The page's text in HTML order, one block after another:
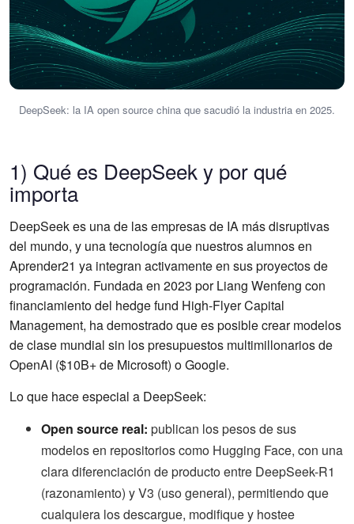
DeepSeek: la IA open source china que sacudió la industria en 2025.
1) Qué es DeepSeek y por qué
importa
DeepSeek es una de las empresas de IA más disruptivas
del mundo, y una tecnología que nuestros alumnos en
Aprender21 ya integran activamente en sus proyectos de
programación. Fundada en 2023 por Liang Wenfeng con
financiamiento del hedge fund High-Flyer Capital
Management, ha demostrado que es posible crear modelos
de clase mundial sin los presupuestos multimillonarios de
OpenAI ($10B+ de Microsoft) o Google.
Lo que hace especial a DeepSeek:
Open source real: publican los pesos de sus
modelos en repositorios como Hugging Face, con una
clara diferenciación de producto entre DeepSeek-R1
(razonamiento) y V3 (uso general), permitiendo que
cualquiera los descargue, modifique y hostee